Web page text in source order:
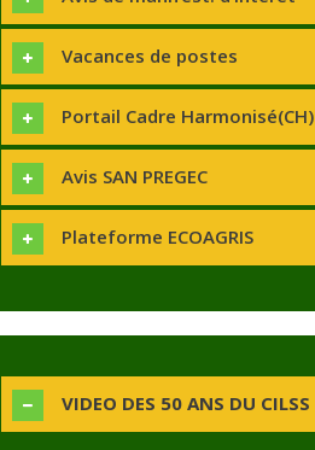
Vacances de postes
Portail Cadre Harmonisé(CH)
Avis SAN PREGEC
Plateforme ECOAGRIS
VIDEO DES 50 ANS DU CILSS